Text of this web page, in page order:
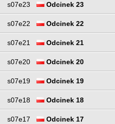
s07e23 Odcinek 23
s07e22 Odcinek 22
s07e21 Odcinek 21
s07e20 Odcinek 20
s07e19 Odcinek 19
s07e18 Odcinek 18
s07e17 Odcinek 17